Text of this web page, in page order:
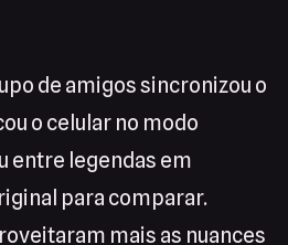
de amigos sincronizou o
o celular no modo
entre legendas em
para comparar.
mais as nuances